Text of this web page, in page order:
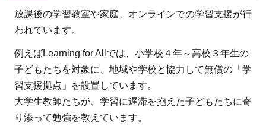
ティ
や親
啓発
活動
5
支援
放課後の学習教室や家庭、オンラインでの学習支援が行
われています。
例えばLearning for Allでは、小学校４年～高校３年生の
子どもたちを対象に、地域や学校と協力して無償の「学
習支援拠点」を設置しています。
大学生教師たちが、学習に遅滞を抱えた子どもたちに寄
り添って勉強を教えています。